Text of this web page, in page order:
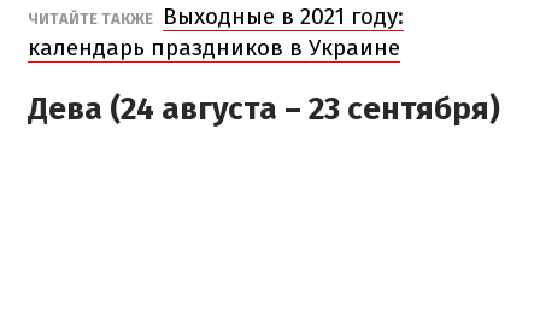
ЧИТАЙТЕ ТАКЖЕ
Выходные в 2021 году:
календарь праздников в Украине
Дева (24 августа – 23 сентября)